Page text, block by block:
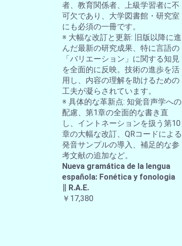
者、教育関係者、上級学習者に不
可欠であり、大学図書館・研究室
にも必須の一冊です。
※ 大幅な改訂と更新: 旧版以降に進
んだ最新の研究成果、特に言語の
「バリエーション」に関する知見
を全面的に反映。技術の進歩を活
用し、内容の理解を助けるための
工夫が凝らされています。
※ 具体的な革新点: 知覚音声学への
配慮、第1章の全面的な書き直
し、イントネーションを扱う第10
章の大幅な改訂、QRコードによる
発音サンプルの導入、補足的な参
考文献の追加など。
Nueva gramática de la lengua
española: Fonética y fonologia
∥ R.A.E.
￥17,380